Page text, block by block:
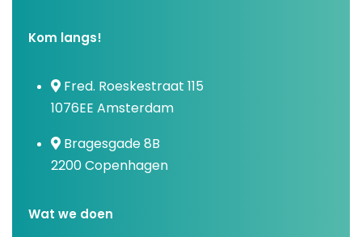
Kom langs!
Fred. Roeskestraat 115
1076EE Amsterdam
Bragesgade 8B
2200 Copenhagen
Wat we doen